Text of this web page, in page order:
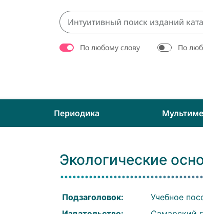
По любому слову По
Периодика
Экологические
Подзаголовок:
Учебное